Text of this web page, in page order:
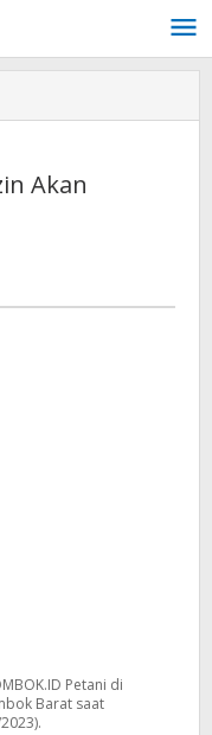
Akan
Petani di
Barat saat